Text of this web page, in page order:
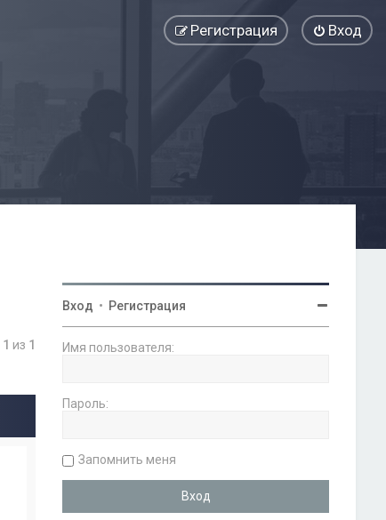
Вход
Регистрация
1 из 1
Вход • Регистрация
Имя пользователя:
Пароль:
Запомнить меня